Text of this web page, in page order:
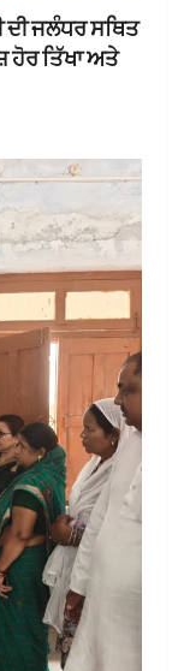
ਦੀ ਜਲੰਧਰ ਸਥਿਤ
ਹੋਰ ਤਿੱਖਾ ਅਤੇ